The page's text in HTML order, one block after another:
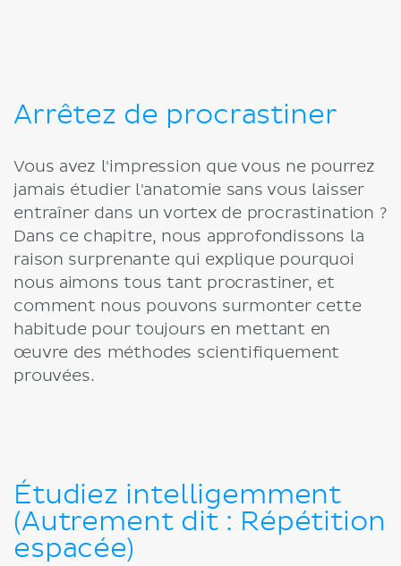
Arrêtez de procrastiner
Vous avez l'impression que vous ne pourrez
jamais étudier l'anatomie sans vous laisser
entraîner dans un vortex de procrastination ?
Dans ce chapitre, nous approfondissons la
raison surprenante qui explique pourquoi
nous aimons tous tant procrastiner, et
comment nous pouvons surmonter cette
habitude pour toujours en mettant en
œuvre des méthodes scientifiquement
prouvées.
Étudiez intelligemment
(Autrement dit : Répétition
espacée)